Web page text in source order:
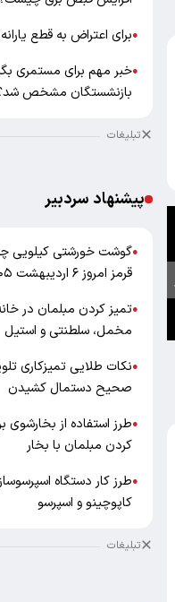
●برای اعتراض به قطع
●خبر مهم برای مستمری
بازنشستگان مشخص
تبلیغات
پیشنهاد سردبیر
●گوشت خورشتی کیلویی
قرمز امروز ۶ اردیبهشت ۱۴۰۵
●تمیز کردن مبلمان در
مخمل، سلطنتی و استیل
●نکات طلایی تمیزکاری
صحیح دستمال کشیدن
●طرز استفاده از بخارشوی
کردن مبلمان با بخار
●طرز کار دستگاه
کاپوچینو و اسپرسو
تبلیغات